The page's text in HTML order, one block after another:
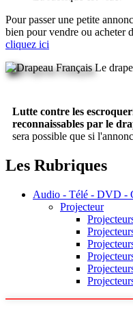
Pour passer une petite
bien pour vendre ou acheter
cliquez ici
Le
Lutte contre les
reconnaissables par le
sera possible que si
Les Rubriques
Audio - Télé - DVD -
Projecteur